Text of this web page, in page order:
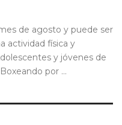
de agosto y puede ser
actividad física y
y jóvenes de
por ...